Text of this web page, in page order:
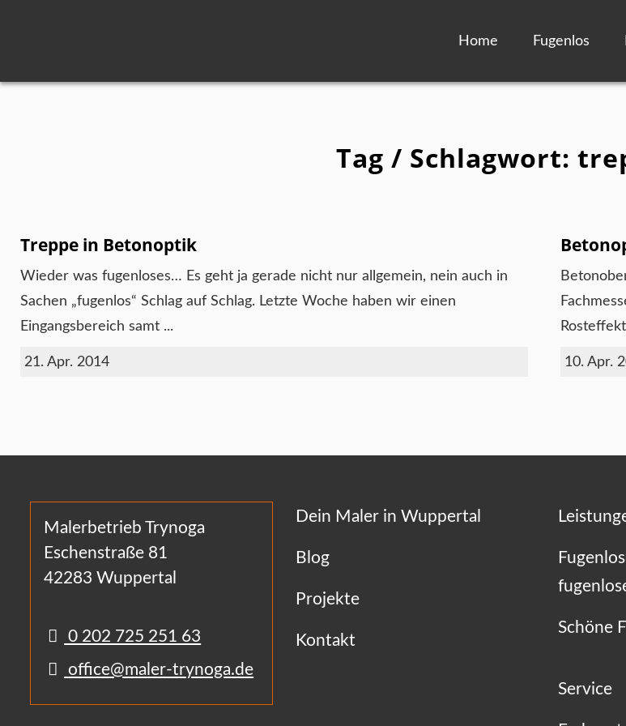
Home Fugenlos
Tag / Schlagwort:
Treppe in Betonoptik
Wieder was fugenloses… Es geht ja gerade nicht nur allgemein, nein auch in
Sachen „fugenlos“ Schlag auf Schlag. Letzte Woche haben wir einen
Eingangsbereich samt ...
21. Apr. 2014 10. Apr.
Malerbetrieb Trynoga
Eschenstraße 81
42283 Wuppertal
0 202 725 251 63
office@maler-trynoga.de
Dein Maler in Wuppertal
Blog
Projekte
Kontakt
Schöne
Service